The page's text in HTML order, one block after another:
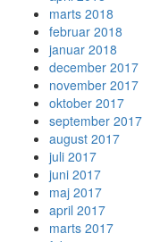
marts 2018
februar 2018
januar 2018
december 2017
november 2017
oktober 2017
september 2017
august 2017
juli 2017
juni 2017
maj 2017
april 2017
marts 2017